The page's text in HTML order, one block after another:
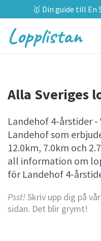
🥇 Din guide till En
Lopplistan
Alla Sveriges
Landehof 4-årstider
Landehof som
12.0km, 7.0km och
all information om
för Landehof 4-
Psst!Skriv upp dig på
sidan. Det blir grymt!